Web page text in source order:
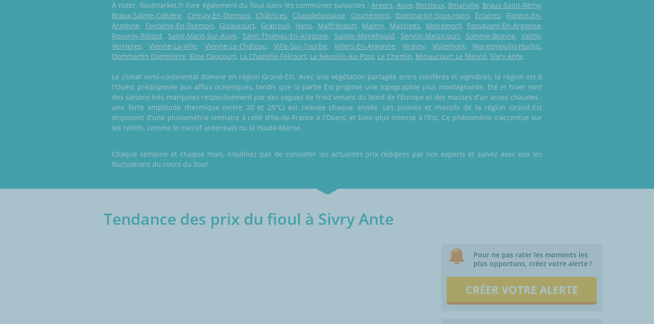
À noter, fioulmarket.fr livre également du fioul dans les communes suivantes :Argers, Auve, Berzieux, Binarville, Braux-Saint-Rémy,
Braux-Sainte-Cohière, Cernay-En-Dormois, Châtrices, Chaudefontaine, Courtémont, Dommartin-Sous-Hans, Éclaires, Florent-En-
Argonne, Fontaine-En-Dormois, Gizaucourt, Gratreuil, Hans, Maffrécourt, Malmy, Massiges, Moiremont, Passavant-En-Argonne,
Rouvroy-Ripont, Saint-Mard-Sur-Auve, Saint-Thomas-En-Argonne, Sainte-Menehould, Servon-Melzicourt, Somme-Bionne,Valmy,
Verrieres,Vienne-La-Ville, Vienne-Le-Château, Ville-Sur-Tourbe,Villers-En-Argonne,Virginy, Voilemont,Wargemoulin-Hurlus,
Dommartin Dampierre, Elise Daucourt, La Chapelle-Felcourt, La Neuville-Au-Pont, Le Chemin, Minaucourt Le Mesnil, Sivry Ante.
Le climat semi-continental domine en région Grand-Est. Avec une végétation partagée entre conifères et vignobles, la région est à
l'Ouest prédisposée aux afflux océaniques, tandis que la partie Est propose une topographie plus montagnarde. Eté et hiver sont
des saisons très marquées respectivement par des vagues de froid venant du Nord de l'Europe et des masses d'air assez chaudes :
une forte amplitude thermique (entre 20 et 25°C) est relevée chaque année. Les plaines et massifs de la région Grand-Est
disposent d'une pluviométrie similaire à celle d'Ile-de-France à l'Ouest, et bien plus intense à l'Est. Ce phénomène s'accentue sur
les reliefs, comme le massif ardennais ou la Haute-Marne.
Chaque semaine et chaque mois, n'oubliez pas de consulter les actualités prix rédigées par nos experts et suivez avec eux les
fluctuations du cours du fioul.
Tendance des prix du fioul à Sivry Ante
Pour ne pas rater les moments les
plus opportuns, créez votre alerte !
CRÉER VOTRE ALERTE